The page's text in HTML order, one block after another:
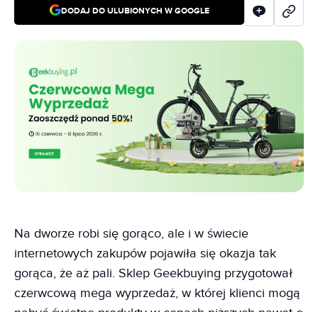
DODAJ DO ULUBIONYCH W GOOGLE
Na dworze robi się gorąco, ale i w świecie
internetowych zakupów pojawiła się okazja tak
gorąca, że aż pali. Sklep Geekbuying przygotował
czerwcową mega wyprzedaż, w której klienci mogą